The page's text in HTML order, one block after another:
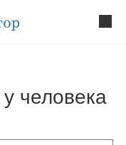
человека